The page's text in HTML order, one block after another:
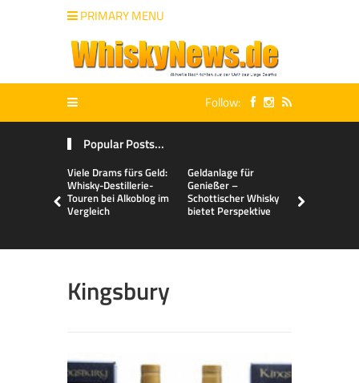
PRIMARY MENU
Follow:
Popular Posts...
Viele Drams fürs Geld:
Whisky-Destillerie-
Touren bei Alkoblog im
Vergleich
Geldanlage für
Genießer –
Schottischer Whisky
bietet Perspektive
Kingsbury